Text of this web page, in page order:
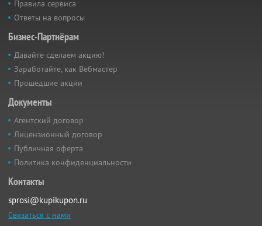
Правила сервиса
Ответы на вопросы
Бизнес-Партнёрам
Давайте сделаем акцию!
Заработайте, как Вебмастер
Прошедшие акции
Документы
Агентский договор
Лицензионный договор
Публичная оферта
Политика конфиденциальности
Контакты
sprosi@kupikupon.ru
Связаться с нами